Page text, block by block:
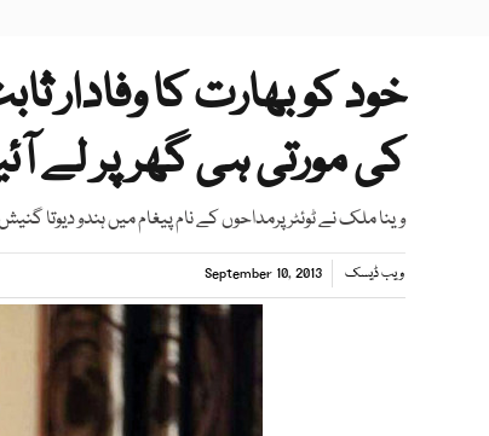
خود کو بھارت کا وفادار
کی مورتی ہی گھرپر لے
وینا ملک نے ٹوئٹر پرمداحوں کے نام پیغام میں ہندو دیوتا
ویب ڈیسک September 10, 2013